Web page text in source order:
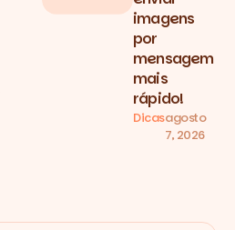
imagens
por
mensagem
mais
rápido!
Dicasagosto
7, 2026